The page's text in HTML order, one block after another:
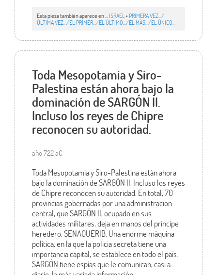
Esta pieza también aparece en ... ISRAEL • PRIMERA VEZ.../
ÚLTIMA VEZ…/EL PRIMER.../EL ÚLTIMO…/EL MÁS…/EL ÚNICO…
Toda Mesopotamia y Siro-
Palestina están ahora bajo la
dominación de SARGÓN II.
Incluso los reyes de Chipre
reconocen su autoridad.
año 722 aC
Toda Mesopotamia y Siro-Palestina están ahora
bajo la dominación de SARGÓN II. Incluso los reyes
de Chipre reconocen su autoridad. En total, 70
provincias gobernadas por una administracion
central, que SARGÓN II, ocupado en sus
actividades militares, deja en manos del príncipe
heredero, SENAQUERIB. Una enorme máquina
política, en la que la policia secreta tiene una
importancia capital, se establece en todo el país.
SARGÓN tiene espías que le comunican, casi a